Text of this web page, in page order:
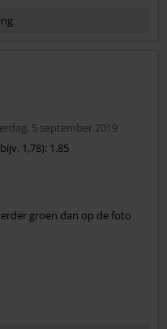
5 september 2019
1,78): 1.85
groen dan op de foto